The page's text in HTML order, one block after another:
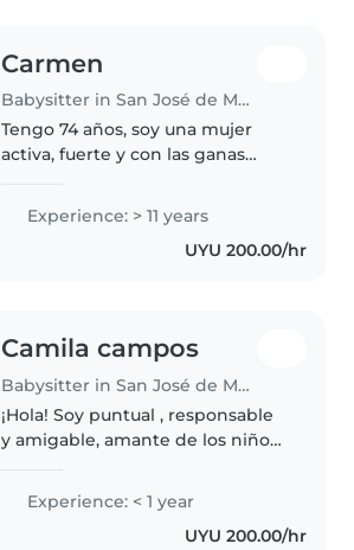
Carmen
Babysitter in San José de Mayo
Tengo 74 años, soy una mujer
activa, fuerte y con las ganas
salud y me muevo sin dificultad.
Vivo en Playa Pascual, pero
puedo ir a donde se me
Experience: > 11 years
UYU 200.00/hr
Camila campos
Babysitter in San José de Mayo
¡Hola! Soy puntual , responsable
y amigable, amante de los niños.
infantil, tengo experiencia con
niños en edad preescolar y
escolar. Me encanta dibujar,..
Experience: < 1 year
UYU 200.00/hr